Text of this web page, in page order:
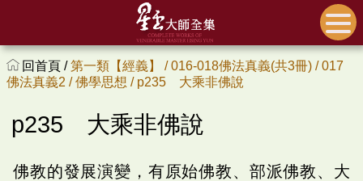
回首頁 /第一類【經義】 /016-018佛法真義(共3冊) /017
佛法真義2 /佛學思想 / p235 大乘非佛說
p235 大乘非佛說
佛教的發展演變，有原始佛教、部派佛教、大